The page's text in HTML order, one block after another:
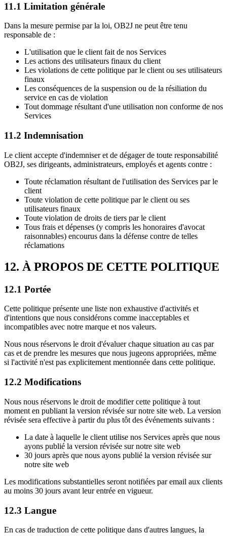
11.1 Limitation générale
Dans la mesure permise par la loi, OB2J ne peut être tenu
responsable de :
L'utilisation que le client fait de nos Services
Les actions des utilisateurs finaux du client
Les violations de cette politique par le client ou ses utilisateurs
finaux
Les conséquences de la suspension ou de la résiliation du
service en cas de violation
Tout dommage résultant d'une utilisation non conforme de nos
Services
11.2 Indemnisation
Le client accepte d'indemniser et de dégager de toute responsabilité
OB2J, ses dirigeants, administrateurs, employés et agents contre :
Toute réclamation résultant de l'utilisation des Services par le
client
Toute violation de cette politique par le client ou ses
utilisateurs finaux
Toute violation de droits de tiers par le client
Tous frais et dépenses (y compris les honoraires d'avocat
raisonnables) encourus dans la défense contre de telles
réclamations
12. À PROPOS DE CETTE POLITIQUE
12.1 Portée
Cette politique présente une liste non exhaustive d'activités et
d'intentions que nous considérons comme inacceptables et
incompatibles avec notre marque et nos valeurs.
Nous nous réservons le droit d'évaluer chaque situation au cas par
cas et de prendre les mesures que nous jugeons appropriées, même
si l'activité n'est pas explicitement mentionnée dans cette politique.
12.2 Modifications
Nous nous réservons le droit de modifier cette politique à tout
moment en publiant la version révisée sur notre site web. La version
révisée sera effective à partir du plus tôt des événements suivants :
La date à laquelle le client utilise nos Services après que nous
ayons publié la version révisée sur notre site web
30 jours après que nous ayons publié la version révisée sur
notre site web
Les modifications substantielles seront notifiées par email aux clients
au moins 30 jours avant leur entrée en vigueur.
12.3 Langue
En cas de traduction de cette politique dans d'autres langues, la